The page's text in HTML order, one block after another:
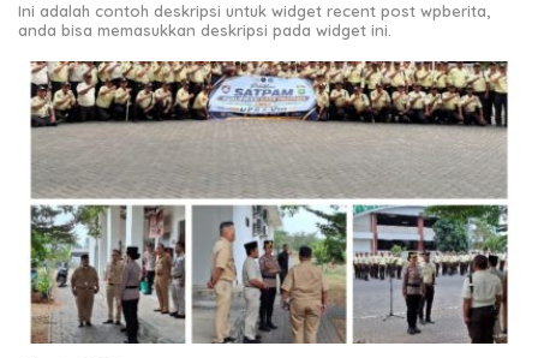
Ini adalah contoh deskripsi untuk widget recent post wpberita,
anda bisa memasukkan deskripsi pada widget ini.